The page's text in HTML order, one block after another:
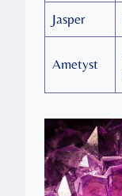
Jasper
Ametyst